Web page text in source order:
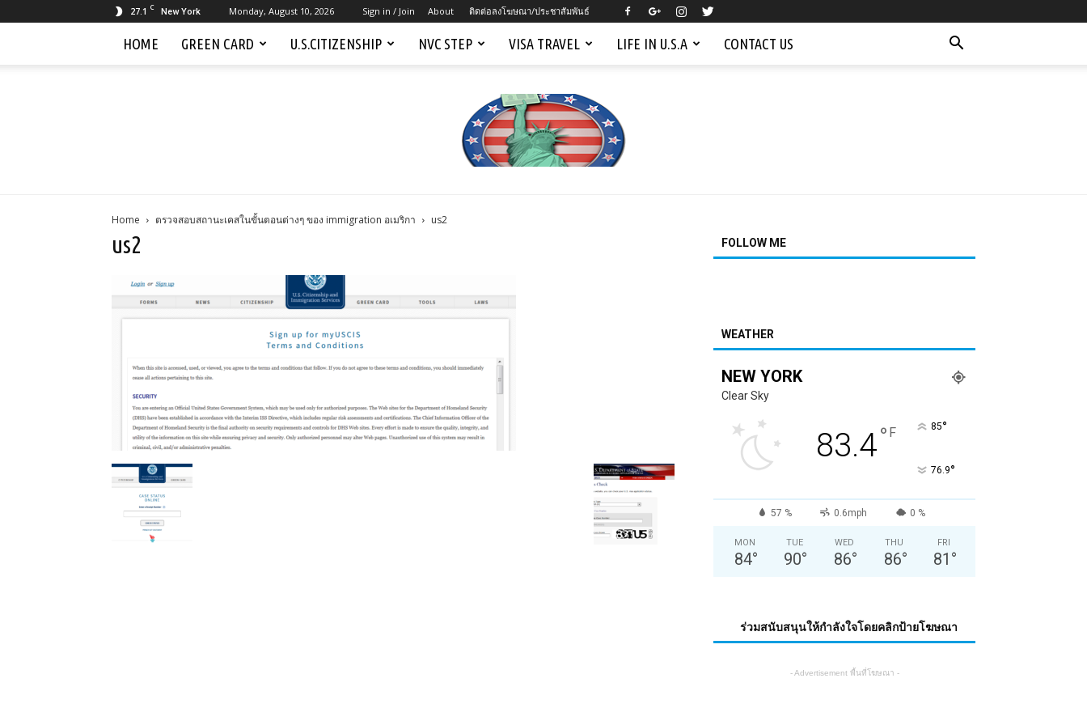
27.1 C New York Monday, August 10, 2026 Sign in / Join About ติดต่อลงโฆษณา/ประชาสัมพันธ์
HOME GREEN CARD U.S.CITIZENSHIP NVC STEP VISA TRAVEL LIFE IN U.S.A CONTACT US
Home ตรวจสอบสถานะเคสในขั้นตอนต่างๆ ของ immigration อเมริกา us2
us2 FOLLOW ME
WEATHER
NEW YORK
Clear Sky
83.4° F 85°
76.9°
57 % 0.6mph 0 %
MON
84°
TUE
90°
WED
86°
THU
86°
FRI
81 °
ร่วมสนับสนุนให้กำลังใจโดยคลิกป้ายโฆษณา
- Advertisement พื้นที่โฆษณา -